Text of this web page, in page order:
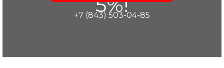
+7 (843) 503-04-85